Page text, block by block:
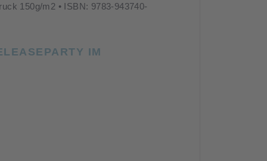
150g/m2 • ISBN: 9783-943740-
IM